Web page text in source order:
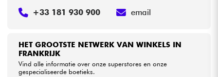
HET GROOTSTE NETWERK VAN WINKELS IN
FRANKRIJK
Vind alle informatie over onze superstores en onze
gespecialiseerde boetieks.
+33 181 930 900 email